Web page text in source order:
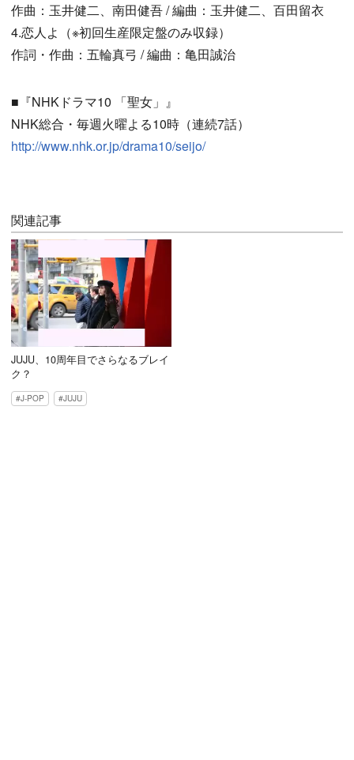
作曲：玉井健二、南田健吾 / 編曲：玉井健二、百田留衣
4.恋人よ（※初回生産限定盤のみ収録）
作詞・作曲：五輪真弓 / 編曲：亀田誠治
■『NHKドラマ10 「聖女」』
NHK総合・毎週火曜よる10時（連続7話）
http://www.nhk.or.jp/drama10/seijo/
関連記事
JUJU、10周年目でさらなるブレイ
ク？
J-POP JUJU